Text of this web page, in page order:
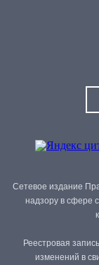
Сетевое издание
надзору в сфере
Реестровая
изменений в